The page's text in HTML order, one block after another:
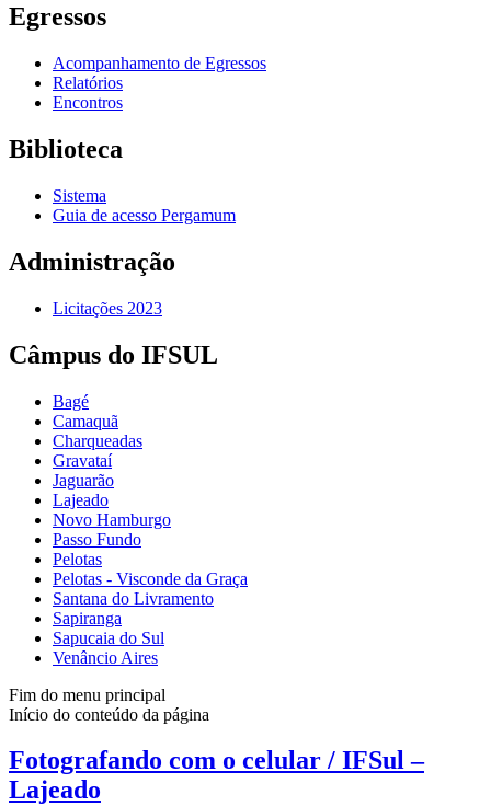
Egressos
Acompanhamento de Egressos
Relatórios
Encontros
Biblioteca
Sistema
Guia de acesso Pergamum
Administração
Licitações 2023
Câmpus do IFSUL
Bagé
Camaquã
Charqueadas
Gravataí
Jaguarão
Lajeado
Novo Hamburgo
Passo Fundo
Pelotas
Pelotas - Visconde da Graça
Santana do Livramento
Sapiranga
Sapucaia do Sul
Venâncio Aires
Fim do menu principal
Início do conteúdo da página
Fotografando com o celular / IFSul –
Lajeado